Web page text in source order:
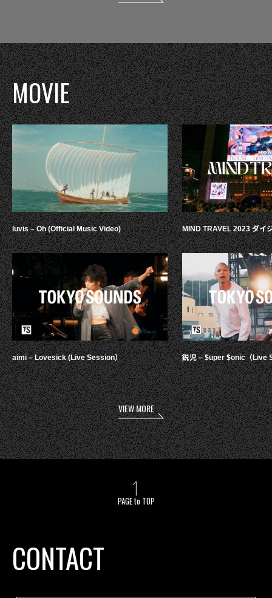
MOVIE
luvis – Oh (Official Music Video)
aimi – Lovesick (Live Session）
MIND TRAVEL 2023 ダイ
鋭児 – $uper $onic（Live
VIEW MORE
PAGE to TOP
CONTACT